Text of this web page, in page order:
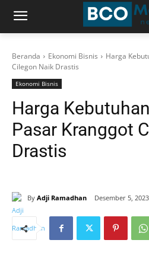
Beranda Ekonomi Bisnis
Harga
Cilegon Naik Drastis
Ekonomi Bisnis
Harga
Pasar Kranggot
Drastis
By Adji Ramadhan Desember 5, 2023